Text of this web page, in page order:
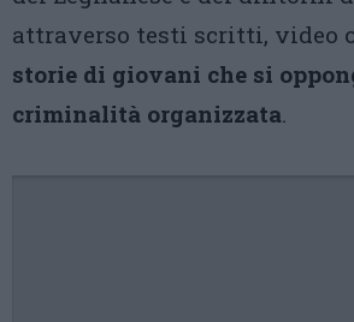
attraverso testi scritti, video
storie di giovani che si
criminalità organizzata.